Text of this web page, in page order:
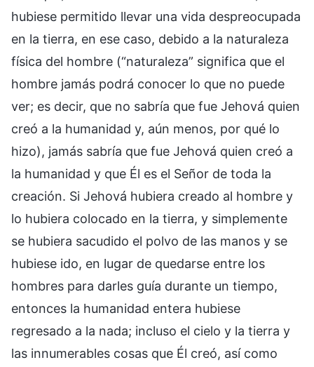
hubiese permitido llevar una vida despreocupada
en la tierra, en ese caso, debido a la naturaleza
física del hombre (“naturaleza” significa que el
hombre jamás podrá conocer lo que no puede
ver; es decir, que no sabría que fue Jehová quien
creó a la humanidad y, aún menos, por qué lo
hizo), jamás sabría que fue Jehová quien creó a
la humanidad y que Él es el Señor de toda la
creación. Si Jehová hubiera creado al hombre y
lo hubiera colocado en la tierra, y simplemente
se hubiera sacudido el polvo de las manos y se
hubiese ido, en lugar de quedarse entre los
hombres para darles guía durante un tiempo,
entonces la humanidad entera hubiese
regresado a la nada; incluso el cielo y la tierra y
las innumerables cosas que Él creó, así como